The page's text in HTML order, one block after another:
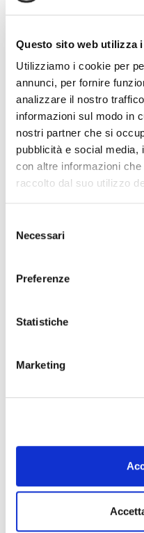
Questo sito web utilizza
Utilizziamo i cookie per
annunci, per fornire
analizzare il nostro
informazioni sul modo in
nostri partner che si
pubblicità e social media,
con altre informazioni
raccolto dal suo utilizzo
delNecessari
Preferenze
Statistiche
Marketing
12,00 € 7,20 €
SOCKE
3,50 €
favorite_border
DIANA KURZE SOCKE